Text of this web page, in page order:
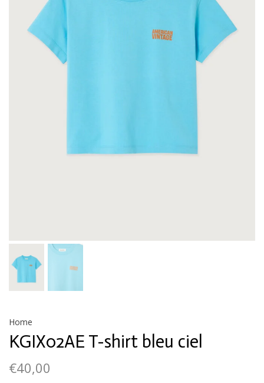
Home
KGIX02AE T-shirt bleu ciel
€40,00